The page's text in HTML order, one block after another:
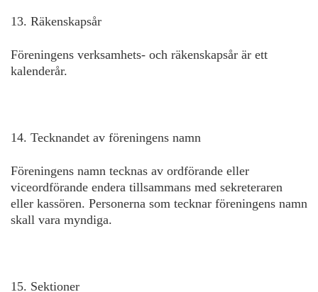
13. Räkenskapsår
Föreningens verksamhets- och räkenskapsår är ett
kalenderår.
14. Tecknandet av föreningens namn
Föreningens namn tecknas av ordförande eller
viceordförande endera tillsammans med sekreteraren
eller kassören. Personerna som tecknar föreningens namn
skall vara myndiga.
15. Sektioner